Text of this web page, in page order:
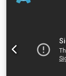
Dados
compressor
testado com